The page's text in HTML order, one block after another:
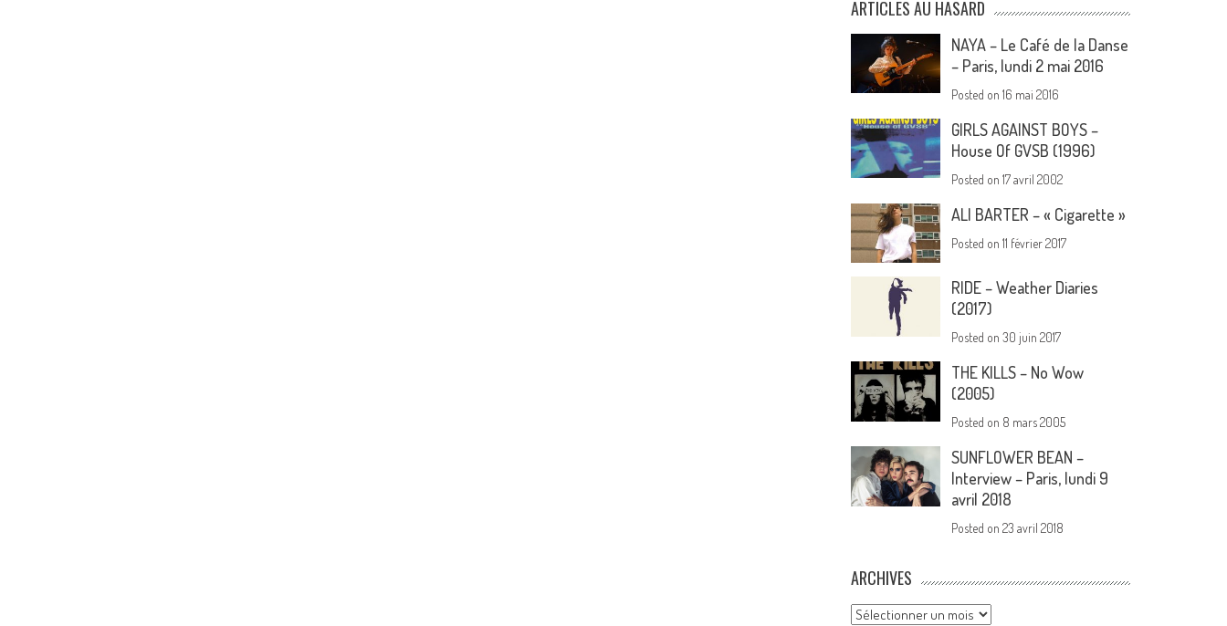
ARTICLES AU HASARD
NAYA – Le Café de la Danse
– Paris, lundi 2 mai 2016
Posted on16 mai 2016
GIRLS AGAINST BOYS –
House Of GVSB (1996)
Posted on17 avril 2002
ALI BARTER – « Cigarette »
Posted on11 février 2017
RIDE – Weather Diaries
(2017)
Posted on30 juin 2017
THE KILLS – No Wow
(2005)
Posted on 8 mars 2005
SUNFLOWER BEAN –
Interview – Paris, lundi 9
avril 2018
Posted on23 avril 2018
ARCHIVES
Archives